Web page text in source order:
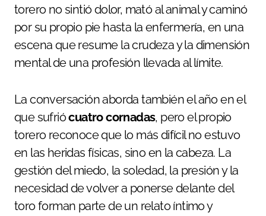
torero no sintió dolor, mató al animal y caminó
por su propio pie hasta la enfermería, en una
escena que resume la crudeza y la dimensión
mental de una profesión llevada al límite.
La conversación aborda también el año en el
que sufriócuatro cornadas, pero el propio
torero reconoce que lo más difícil no estuvo
en las heridas físicas, sino en la cabeza. La
gestión del miedo, la soledad, la presión y la
necesidad de volver a ponerse delante del
toro forman parte de un relato íntimo y